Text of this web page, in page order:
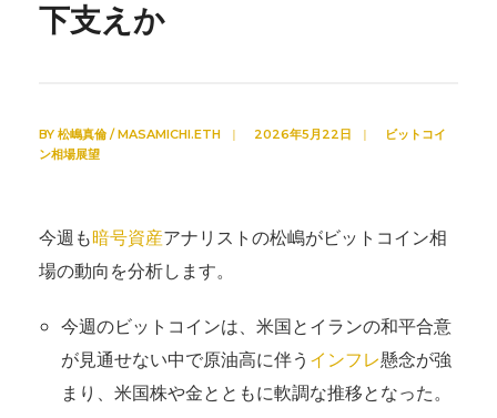
下支えか
BY 松嶋真倫 / MASAMICHI.ETH | 2026年5月22日 |
ビットコイ
ン相場展望
今週も暗号資産アナリストの松嶋がビットコイン相
場の動向を分析します。
今週のビットコインは、米国とイランの和平合意
が見通せない中で原油高に伴う インフレ懸念が強
まり、米国株や金とともに軟調な推移となった。